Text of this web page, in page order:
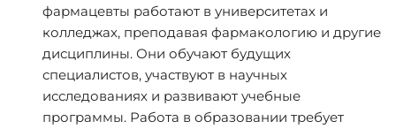
фармацевты работают в университетах и
колледжах, преподавая фармакологию и другие
дисциплины. Они обучают будущих
специалистов, участвуют в научных
исследованиях и развивают учебные
программы. Работа в образовании требует